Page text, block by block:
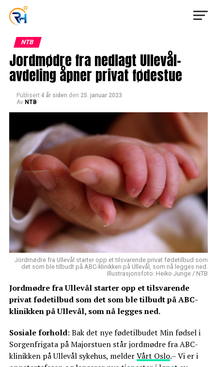
NTB
Jordmødre fra nedlagt Ullevål-
avdeling åpner privat fødestue
Publisert 4 år siden den 25. januar 2023
Av NTB
Jordmødre fra Ullevål starter opp et tilsvarende privat fødetilbud som
det som ble tilbudt på ABC-klinikken på Ullevål, som nå legges ned.
Illustrasjonsfoto: Heiko Junge / NTB
Jordmødre fra Ullevål starter opp et tilsvarende
privat fødetilbud som det som ble tilbudt på ABC-
klinikken på Ullevål, som nå legges ned.
Sosiale forhold: Bak det nye fødetilbudet Min fødsel i
Sorgenfrigata på Majorstuen står jordmødre fra ABC-
klinikken på Ullevål sykehus, melderVårt Oslo.– Vi er i